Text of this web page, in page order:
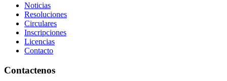
Noticias
Resoluciones
Circulares
Inscripciones
Licencias
Contacto
Contactenos